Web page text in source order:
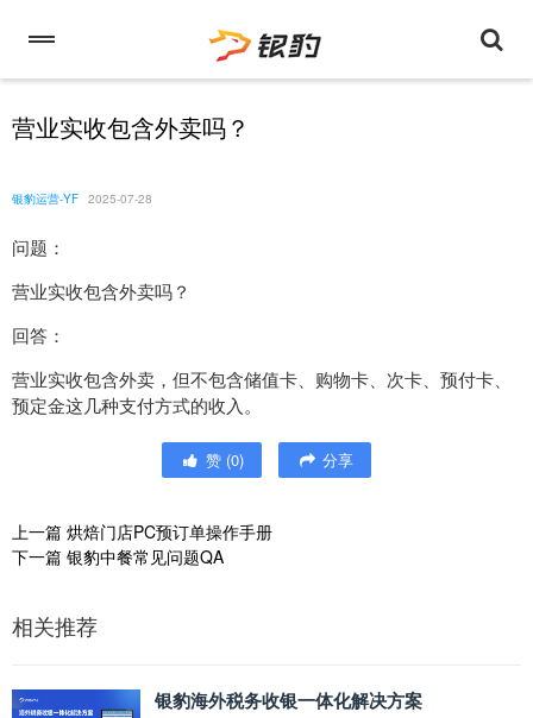
营业实收包含外卖吗？
银豹运营-YF 2025-07-28
问题：
营业实收包含外卖吗？
回答：
营业实收包含外卖，但不包含储值卡、购物卡、次卡、预付卡、
预定金这几种支付方式的收入。
赞 (0) 分享
上一篇 烘焙门店PC预订单操作手册
下一篇 银豹中餐常见问题QA
相关推荐
银豹海外税务收银一体化解决方案